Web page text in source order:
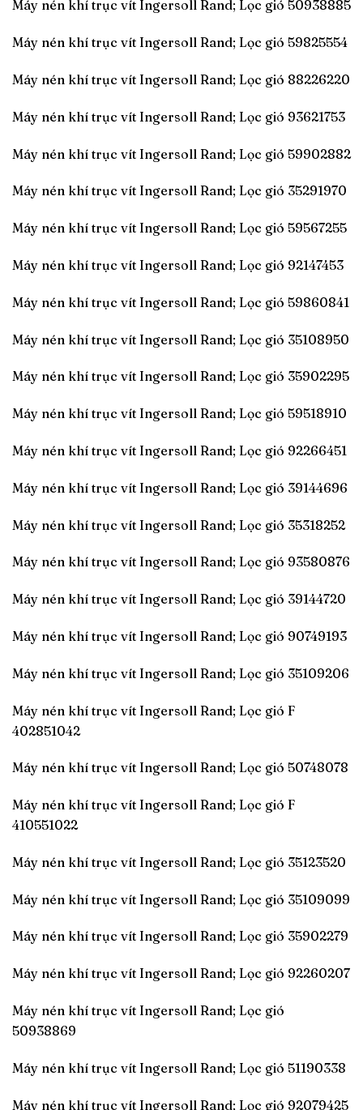
Máy nén khí trục vít Ingersoll Rand; Lọc gió 50938885
Máy nén khí trục vít Ingersoll Rand; Lọc gió 59825554
Máy nén khí trục vít Ingersoll Rand; Lọc gió 88226220
Máy nén khí trục vít Ingersoll Rand; Lọc gió 93621753
Máy nén khí trục vít Ingersoll Rand; Lọc gió 59902882
Máy nén khí trục vít Ingersoll Rand; Lọc gió 35291970
Máy nén khí trục vít Ingersoll Rand; Lọc gió 59567255
Máy nén khí trục vít Ingersoll Rand; Lọc gió 92147453
Máy nén khí trục vít Ingersoll Rand; Lọc gió 59860841
Máy nén khí trục vít Ingersoll Rand; Lọc gió 35108950
Máy nén khí trục vít Ingersoll Rand; Lọc gió 35902295
Máy nén khí trục vít Ingersoll Rand; Lọc gió 59518910
Máy nén khí trục vít Ingersoll Rand; Lọc gió 92266451
Máy nén khí trục vít Ingersoll Rand; Lọc gió 39144696
Máy nén khí trục vít Ingersoll Rand; Lọc gió 35318252
Máy nén khí trục vít Ingersoll Rand; Lọc gió 93580876
Máy nén khí trục vít Ingersoll Rand; Lọc gió 39144720
Máy nén khí trục vít Ingersoll Rand; Lọc gió 90749193
Máy nén khí trục vít Ingersoll Rand; Lọc gió 35109206
Máy nén khí trục vít Ingersoll Rand; Lọc gió F
402851042
Máy nén khí trục vít Ingersoll Rand; Lọc gió 50748078
Máy nén khí trục vít Ingersoll Rand; Lọc gió F
410551022
Máy nén khí trục vít Ingersoll Rand; Lọc gió 35123520
Máy nén khí trục vít Ingersoll Rand; Lọc gió 35109099
Máy nén khí trục vít Ingersoll Rand; Lọc gió 35902279
Máy nén khí trục vít Ingersoll Rand; Lọc gió 92260207
Máy nén khí trục vít Ingersoll Rand; Lọc gió
50938869
Máy nén khí trục vít Ingersoll Rand; Lọc gió 51190338
Máy nén khí trục vít Ingersoll Rand; Lọc gió 92079425